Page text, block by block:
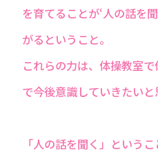
を育てることが‘人の話を
がるということ。
これらの力は、体操教室
で今後意識していきたいと
「人の話を聞く」という